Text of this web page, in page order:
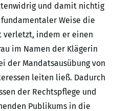
und damit nichtig
Weise die
verletzt, indem er einen
im Namen der Klägerin
der Mandatsausübung von
leiten ließ. Dadurch
der Rechtspflege und
Publikums in die